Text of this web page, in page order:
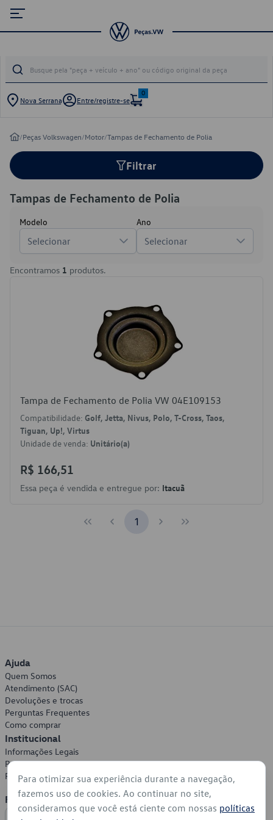
Nova Serrana Entre/registre-se
0
/Peças Volkswagen/Motor/Tampas de Fechamento de Polia
Filtrar
Tampas de Fechamento de Polia
Modelo
Selecionar
Ano
Selecionar
Encontramos 1 produtos.
Tampa de Fechamento de Polia VW 04E109153
Compatibilidade: Golf, Jetta, Nivus, Polo, T-Cross, Taos,
Tiguan, Up!, Virtus
Unidade de venda: Unitário(a)
R$ 166,51
Essa peça é vendida e entregue por: Itacuã
1
Ajuda
Quem Somos
Atendimento (SAC)
Devoluções e trocas
Perguntas Frequentes
Como comprar
Institucional
Informações Legais
Política de Privacidade
Política de Cookies
Formas de Pagamento
Para otimizar sua experiência durante a navegação,
fazemos uso de cookies. Ao continuar no site,
consideramos que você está ciente com nossas políticas